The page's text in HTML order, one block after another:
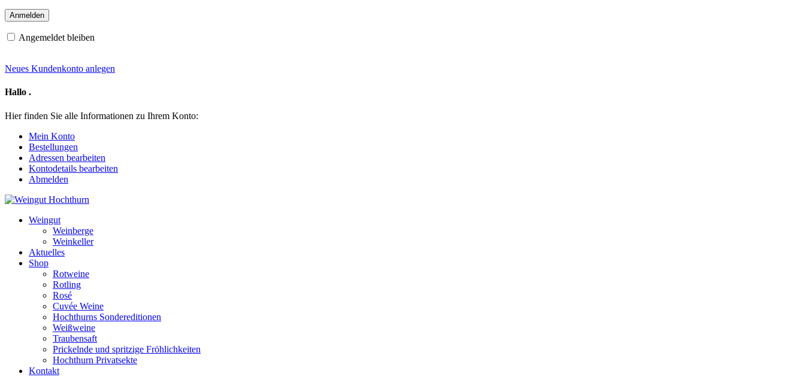
Angemeldet bleiben
Neues Kundenkonto anlegen
Hallo .
Hier finden Sie alle Informationen zu Ihrem Konto:
Mein Konto
Bestellungen
Adressen bearbeiten
Kontodetails bearbeiten
Abmelden
Weingut
Weinberge
Weinkeller
Aktuelles
Shop
Rotweine
Rotling
Rosé
Cuvée Weine
Hochthurns Sondereditionen
Weißweine
Traubensaft
Prickelnde und spritzige Fröhlichkeiten
Hochthurn Privatsekte
Kontakt